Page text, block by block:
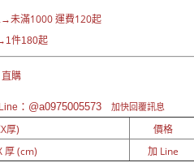
→未滿1000 運費120起
件180起
購
：@a0975005573 加快回覆訊息
厚)
價格
厚 (cm)
加 Line